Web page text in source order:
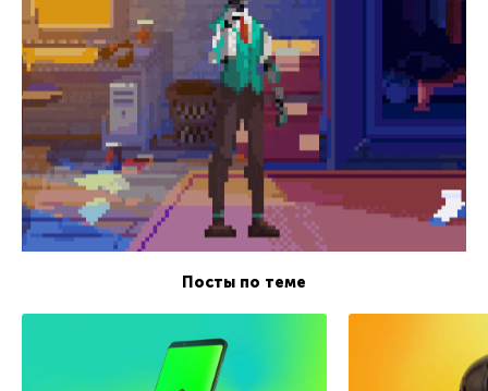
Посты по теме